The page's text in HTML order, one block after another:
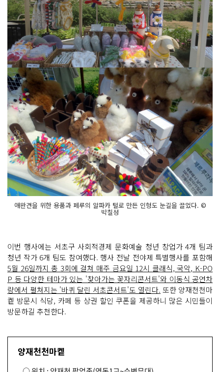
애완견을 위한 용품과 페루의 알파카 털로 만든 인형도 눈길을 끌었다. ©
박칠성
이번 행사에는 서초구 사회적경제 문화예술 청년 창업가 4개 팀과
청년 작가 6개 팀도 참여했다. 행사 전날 전야제 특별행사를 포함해
5월 26일까지 총 3회에 걸쳐 매주 금요일 12시 클래식, 국악, K-PO
P 등 다양한 테마가 있는 '찾아가는 꽃자리콘서트'와 이동식 공연차
량에서 펼쳐지는 '바퀴 달린 서초콘서트'도 열린다. 또한 양재천천마
켙 방문시 식당, 카페 등 상권 할인 쿠폰을 제공하니 많은 시민들이
방문하길 추천한다.
양재천천마켙